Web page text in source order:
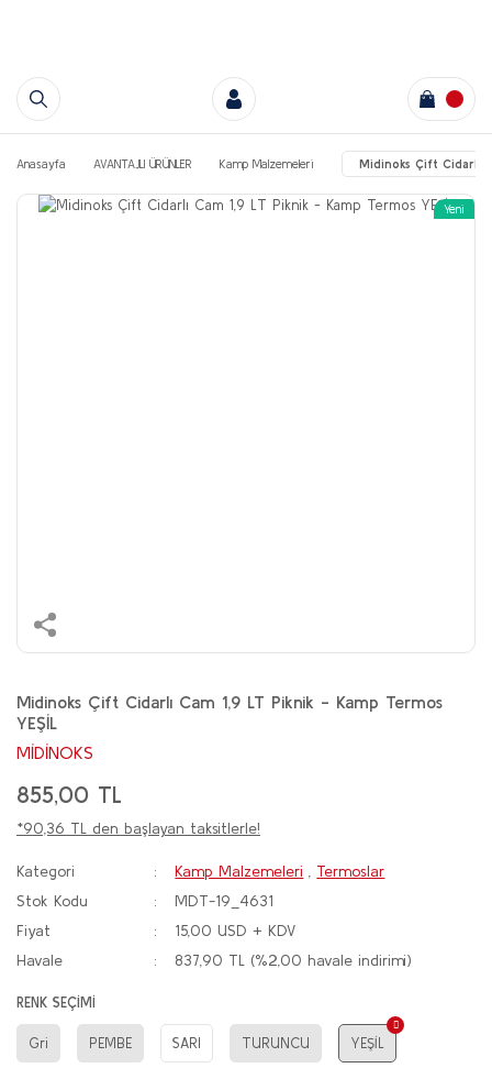
Anasayfa AVANTAJLI ÜRÜNLER Kamp Malzemeleri Midinoks Çift Cidarlı
Yeni
Midinoks Çift Cidarlı Cam 1,9 LT Piknik - Kamp Termos
YEŞİL
MİDİNOKS
855,00 TL
*90,36 TL den başlayan taksitlerle!
Kategori Kamp Malzemeleri
Termoslar
Stok Kodu
MDT-19_4631
Fiyat
15,00 USD + KDV
Havale
837,90 TL (%2,00 havale indirimi)
RENK SEÇİMİ
Gri PEMBE SARI TURUNCU YEŞİL